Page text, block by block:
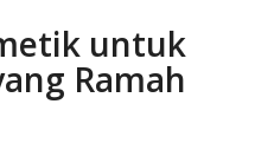
untuk
Ramah